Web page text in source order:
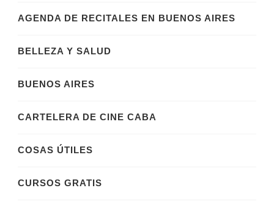
AGENDA DE RECITALES EN BUENOS AIRES
BELLEZA Y SALUD
BUENOS AIRES
CARTELERA DE CINE CABA
COSAS ÚTILES
CURSOS GRATIS